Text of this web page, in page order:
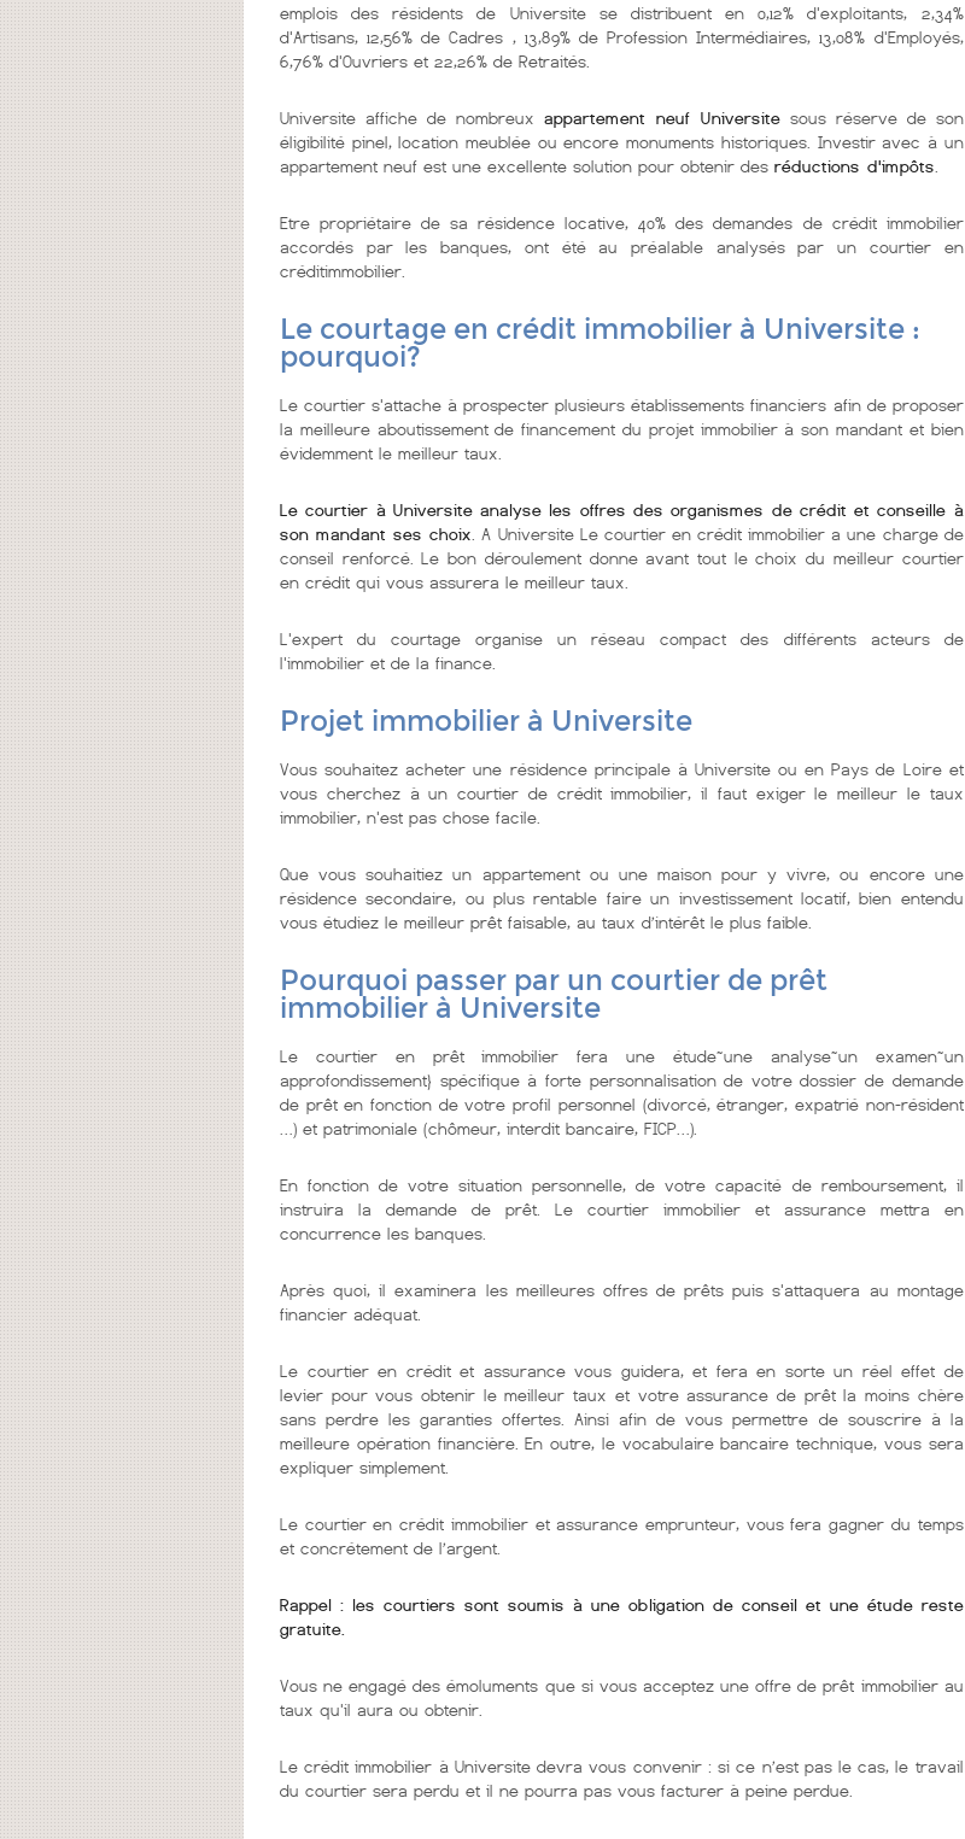
emplois des résidents de Universite se distribuent en 0,12% d'exploitants, 2,34%
d'Artisans, 12,56% de Cadres , 13,89% de Profession Intermédiaires, 13,08% d'Employés,
6,76% d'Ouvriers et 22,26% de Retraités.
Universite affiche de nombreux appartement neuf Universitesous réserve de son
éligibilité pinel, location meublée ou encore monuments historiques. Investir avec à un
appartement neuf est une excellente solution pour obtenir des réductions d'impôts
Etre propriétaire de sa résidence locative, 40% des demandes de crédit immobilier
accordés par les banques, ont été au préalable analysés par un courtier en
créditimmobilier.
Le courtage en crédit immobilier à Universite :
pourquoi?
Le courtier s'attache à prospecter plusieurs établissements financiers afin de proposer
la meilleure aboutissement de financement du projet immobilier à son mandant et bien
évidemment le meilleur taux.
Le courtier à Universite analyse les offres des organismes de crédit et conseille à
son mandant ses choix . A Universite Le courtier en crédit immobilier a une charge de
conseil renforcé. Le bon déroulement donne avant tout le choix du meilleur courtier
en crédit qui vous assurera le meilleur taux.
L'expert du courtage organise un réseau compact des différents acteurs de
l'immobilier et de la finance.
Projet immobilier à Universite
Vous souhaitez acheter une résidence principale à Universite ou en Pays de Loire et
vous cherchez à un courtier de crédit immobilier, il faut exiger le meilleur le taux
immobilier, n'est pas chose facile.
Que vous souhaitiez un appartement ou une maison pour y vivre, ou encore une
résidence secondaire, ou plus rentable faire un investissement locatif, bien entendu
vous étudiez le meilleur prêt faisable, au taux d’intérêt le plus faible.
Pourquoi passer par un courtier de prêt
immobilier à Universite
Le courtier en prêt immobilier fera une étude~une analyse~un examen~un
approfondissement} spécifique à forte personnalisation de votre dossier de demande
de prêt en fonction de votre profil personnel (divorcé, étranger, expatrié non-résident
…) et patrimoniale (chômeur, interdit bancaire, FICP…).
En fonction de votre situation personnelle, de votre capacité de remboursement, il
instruira la demande de prêt. Le courtier immobilier et assurance mettra en
concurrence les banques.
Après quoi, il examinera les meilleures offres de prêts puis s'attaquera au montage
financier adéquat.
Le courtier en crédit et assurance vous guidera, et fera en sorte un réel effet de
levier pour vous obtenir le meilleur taux et votre assurance de prêt la moins chère
sans perdre les garanties offertes. Ainsi afin de vous permettre de souscrire à la
meilleure opération financière. En outre, le vocabulaire bancaire technique, vous sera
expliquer simplement.
Le courtier en crédit immobilier et assurance emprunteur, vous fera gagner du temps
et concrétement de l’argent.
Rappel : les courtiers sont soumis à une obligation de conseil et une étude reste
gratuite.
Vous ne engagé des émoluments que si vous acceptez une offre de prêt immobilier au
taux qu'il aura ou obtenir.
Le crédit immobilier à Universite devra vous convenir : si ce n’est pas le cas, le travail
du courtier sera perdu et il ne pourra pas vous facturer à peine perdue.